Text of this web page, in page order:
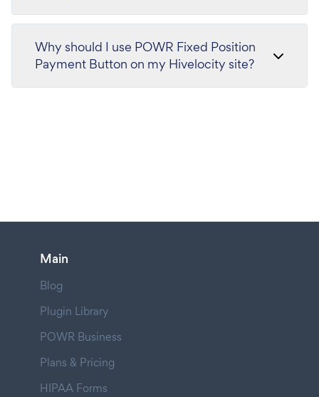
Why should I use POWR Fixed Position
Payment Button on my Hivelocity site?
Main
Blog
Plugin Library
POWR Business
Plans & Pricing
HIPAA Forms